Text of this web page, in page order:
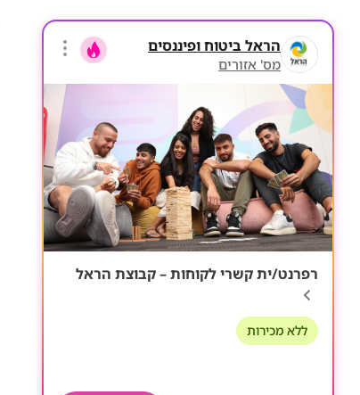
הראל ביטוח ופיננסים
מס' אזורים
רפרנט/ית קשרי לקוחות – קבוצת הראל
ללא מכירות